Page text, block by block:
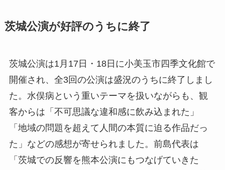
茨城公演が好評のうちに終了
茨城公演は1月17日・18日に小美玉市四季文化館で
開催され、全3回の公演は盛況のうちに終了しまし
た。水俣病という重いテーマを扱いながらも、観
客からは「不可思議な違和感に飲み込まれた」
「地域の問題を超えて人間の本質に迫る作品だっ
た」などの感想が寄せられました。前島代表は
「茨城での反響を熊本公演にもつなげていきた